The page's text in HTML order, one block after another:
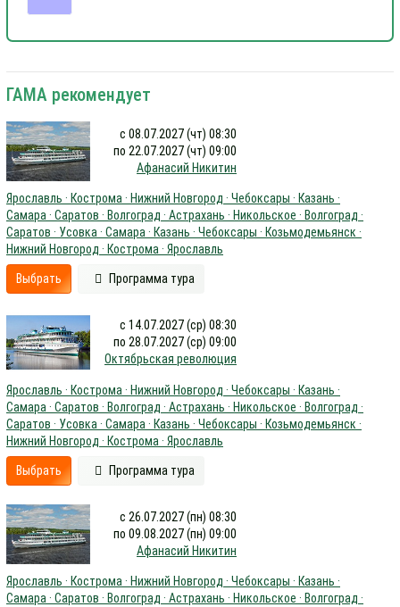
ГАМА рекомендует
с 08.07.2027 (чт) 08:30
по 22.07.2027 (чт) 09:00
Афанасий Никитин
Ярославль · Кострома · Нижний Новгород · Чебоксары · Казань ·
Самара · Саратов · Волгоград · Астрахань · Никольское · Волгоград ·
Саратов · Усовка · Самара · Казань · Чебоксары · Козьмодемьянск ·
Нижний Новгород · Кострома · Ярославль
Выбрать Программа тура
с 14.07.2027 (ср) 08:30
по 28.07.2027 (ср) 09:00
Октябрьская революция
Ярославль · Кострома · Нижний Новгород · Чебоксары · Казань ·
Самара · Саратов · Волгоград · Астрахань · Никольское · Волгоград ·
Саратов · Усовка · Самара · Казань · Чебоксары · Козьмодемьянск ·
Нижний Новгород · Кострома · Ярославль
Выбрать Программа тура
с 26.07.2027 (пн) 08:30
по 09.08.2027 (пн) 09:00
Афанасий Никитин
Ярославль · Кострома · Нижний Новгород · Чебоксары · Казань ·
Самара · Саратов · Волгоград · Астрахань · Никольское · Волгоград ·